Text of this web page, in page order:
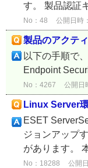
す。 製品認証
No：48 公開日時
製品のアクテ
以下の手順で
Endpoint
No：4267 公開日
Linux Server
ESET
ジョンアップ
があります。
No：18288 公開